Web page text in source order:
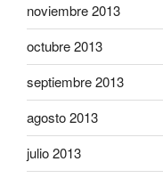
noviembre 2013
octubre 2013
septiembre 2013
agosto 2013
julio 2013